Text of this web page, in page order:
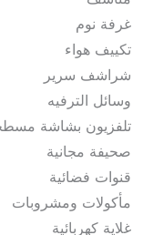
غرفة نوم
تكييف هواء
شراشف سرير
وسائل الترفيه
تلفزيون بشاشة مسطحة 32
صحيفة مجانية
قنوات فضائية
مأكولات ومشروبات
غلاية كهربائية